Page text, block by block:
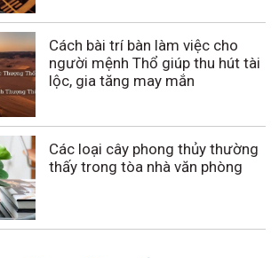
Cách bài trí bàn làm việc cho
người mệnh Thổ giúp thu hút tài
lộc, gia tăng may mắn
Các loại cây phong thủy thường
thấy trong tòa nhà văn phòng